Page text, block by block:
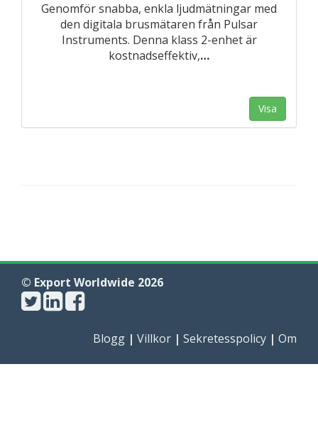
Genomför snabba, enkla ljudmätningar med
den digitala brusmätaren från Pulsar
Instruments. Denna klass 2-enhet är
kostnadseffektiv,…
Visa
© Export Worldwide 2026
Blogg | Villkor | Sekretesspolicy | Om